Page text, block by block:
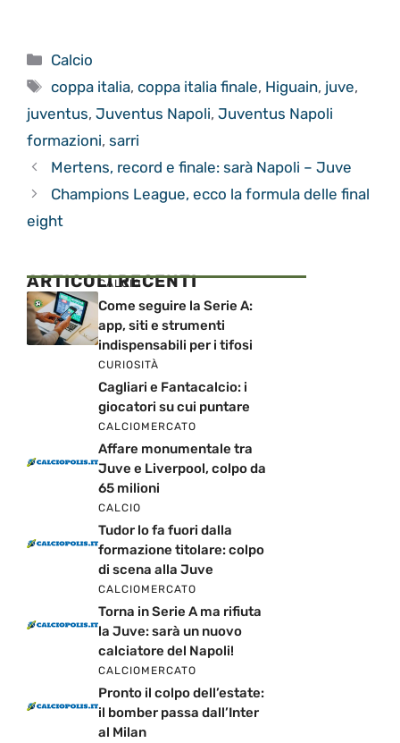
Categorie
Calcio
Tag
coppa italia,coppa italia finale, Higuain, juve,
juventus, Juventus Napoli, Juventus Napoli
formazioni, sarri
Mertens, record e finale: sarà Napoli – Juve
Champions League, ecco la formula delle final
eight
ARTICOLI RECENTI
CALCIO
Come seguire la Serie A:
app, siti e strumenti
indispensabili per i tifosi
CURIOSITÀ
Cagliari e Fantacalcio: i
giocatori su cui puntare
CALCIOMERCATO
Affare monumentale tra
Juve e Liverpool, colpo da
65 milioni
CALCIO
Tudor lo fa fuori dalla
formazione titolare: colpo
di scena alla Juve
CALCIOMERCATO
Torna in Serie A ma rifiuta
la Juve: sarà un nuovo
calciatore del Napoli!
CALCIOMERCATO
Pronto il colpo dell’estate:
il bomber passa dall’Inter
al Milan